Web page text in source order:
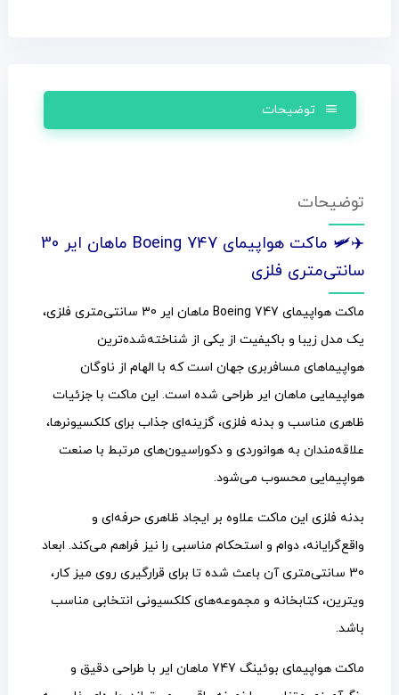
توضیحات
توضیحات
✈️🛩️ ماکت هواپیمای Boeing 747 ماهان ایر 30
سانتی‌متری فلزی
ماکت هواپیمای Boeing 747 ماهان ایر 30 سانتی‌متری فلزی،
یک مدل زیبا و باکیفیت از یکی از شناخته‌شده‌ترین
هواپیماهای مسافربری جهان است که با الهام از ناوگان
هواپیمایی ماهان ایر طراحی شده است. این ماکت با جزئیات
ظاهری مناسب و بدنه فلزی، گزینه‌ای جذاب برای کلکسیونرها،
علاقه‌مندان به هوانوردی و دکوراسیون‌های مرتبط با صنعت
هواپیمایی محسوب می‌شود.
بدنه فلزی این ماکت علاوه بر ایجاد ظاهری حرفه‌ای و
واقع‌گرایانه، دوام و استحکام مناسبی را نیز فراهم می‌کند. ابعاد
30 سانتی‌متری آن باعث شده تا برای قرارگیری روی میز کار،
ویترین، کتابخانه و مجموعه‌های کلکسیونی انتخابی مناسب
باشد.
ماکت هواپیمای بوئینگ 747 ماهان ایر با طراحی دقیق و